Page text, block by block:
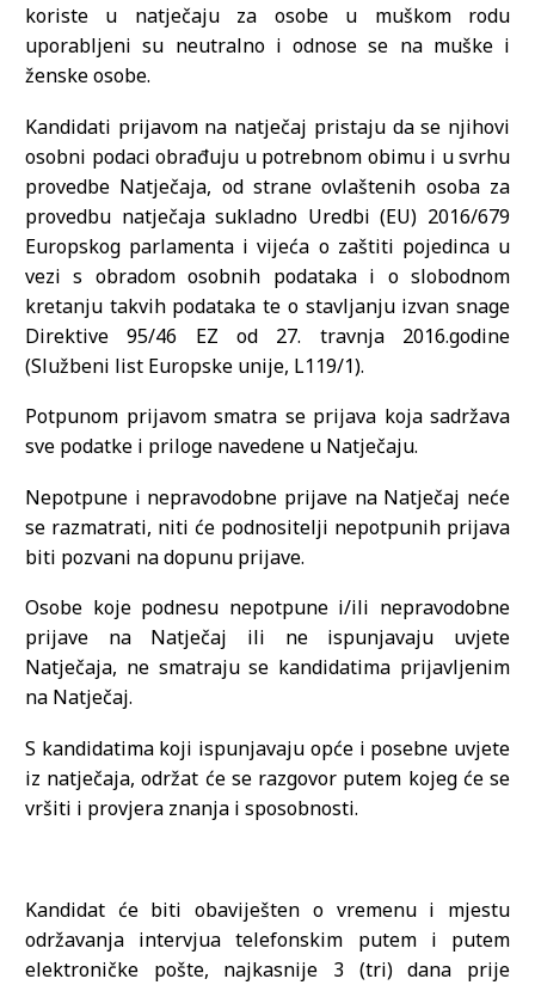
koriste u natječaju za osobe u muškom rodu
uporabljeni su neutralno i odnose se na muške i
ženske osobe.
Kandidati prijavom na natječaj pristaju da se njihovi
osobni podaci obrađuju u potrebnom obimu i u svrhu
provedbe Natječaja, od strane ovlaštenih osoba za
provedbu natječaja sukladno Uredbi (EU) 2016/679
Europskog parlamenta i vijeća o zaštiti pojedinca u
vezi s obradom osobnih podataka i o slobodnom
kretanju takvih podataka te o stavljanju izvan snage
Direktive 95/46 EZ od 27. travnja 2016.godine
(Službeni list Europske unije, L119/1).
Potpunom prijavom smatra se prijava koja sadržava
sve podatke i priloge navedene u Natječaju.
Nepotpune i nepravodobne prijave na Natječaj neće
se razmatrati, niti će podnositelji nepotpunih prijava
biti pozvani na dopunu prijave.
Osobe koje podnesu nepotpune i/ili nepravodobne
prijave na Natječaj ili ne ispunjavaju uvjete
Natječaja, ne smatraju se kandidatima prijavljenim
na Natječaj.
S kandidatima koji ispunjavaju opće i posebne uvjete
iz natječaja, održat će se razgovor putem kojeg će se
vršiti i provjera znanja i sposobnosti.
Kandidat će biti obaviješten o vremenu i mjestu
održavanja intervjua telefonskim putem i putem
elektroničke pošte, najkasnije 3 (tri) dana prije